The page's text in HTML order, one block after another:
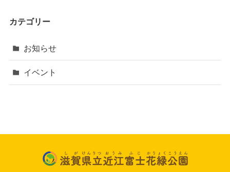
カテゴリー
お知らせ
イベント